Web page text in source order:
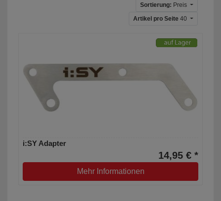
Sortierung: Preis
Artikel pro Seite 40
i:SY Adapter
14,95 € *
Mehr Informationen